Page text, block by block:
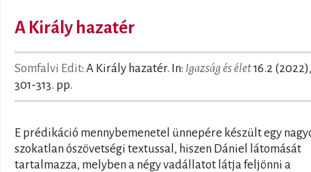
A Király hazatér
Somfalvi Edit: A Király hazatér. In: Igazság és élet16.2 (2022),
301-313. pp.
E prédikáció mennybemenetel ünnepére készült egy
szokatlan ószövetségi textussal, hiszen Dániel látomását
tartalmazza, melyben a négy vadállatot látja feljönni a